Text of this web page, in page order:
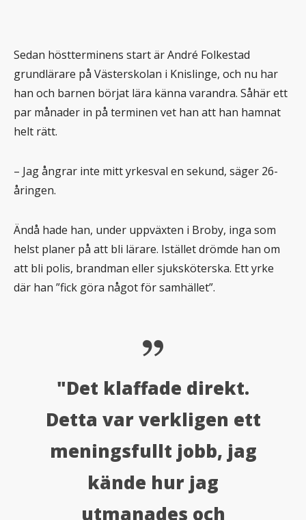
Sedan höstterminens start är André Folkestad
grundlärare på Västerskolan i Knislinge, och nu har
han och barnen börjat lära känna varandra. Såhär ett
par månader in på terminen vet han att han hamnat
helt rätt.
– Jag ångrar inte mitt yrkesval en sekund, säger 26-
åringen.
Ändå hade han, under uppväxten i Broby, inga som
helst planer på att bli lärare. Istället drömde han om
att bli polis, brandman eller sjuksköterska. Ett yrke
där han ”fick göra något för samhället”.
"Det klaffade direkt.
Detta var verkligen ett
meningsfullt jobb, jag
kände hur jag
utmanades och